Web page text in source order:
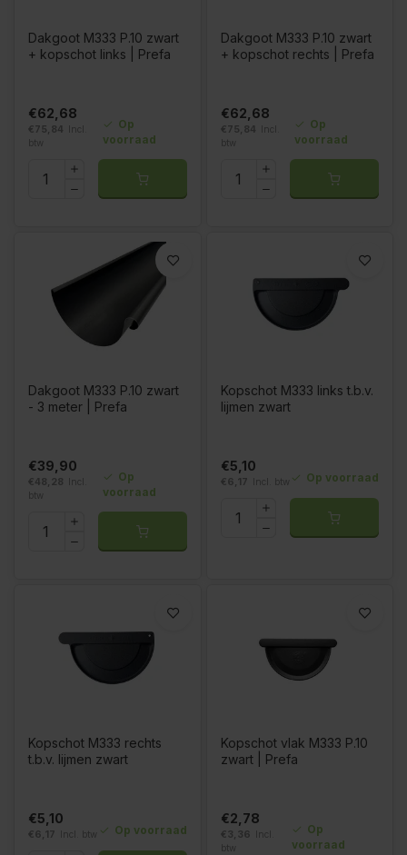
Dakgoot M333 P.10 zwart
+ kopschot links | Prefa
€62,68
€75,84
Incl.
btw
Op
voorraad
Dakgoot M333 P.10 zwart
+ kopschot rechts | Prefa
€62,68
€75,84
Incl.
btw
Op
voorraad
Dakgoot M333 P.10 zwart
- 3 meter | Prefa
€39,90
€48,28
Incl.
btw
Op
voorraad
Kopschot M333 links t.b.v.
lijmen zwart
€5,10
€6,17 Incl. btw Op voorraad
Kopschot M333 rechts
t.b.v. lijmen zwart
€5,10
€6,17 Incl. btw Op voorraad
Kopschot vlak M333 P.10
zwart | Prefa
€2,78
€3,36
Incl.
btw
Op
voorraad